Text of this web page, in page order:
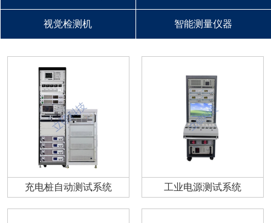
视觉检测机 智能测量仪器
充电桩自动测试系统 工业电源测试系统